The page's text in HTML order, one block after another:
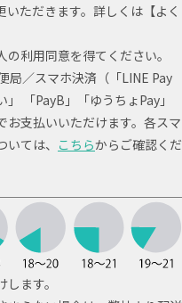
ただきます。詳しくは【よく
利用同意を得てください。
／スマホ決済（「LINE Pay
「PayB」「ゆうちょPay」
お支払いいただけます。各スマ
ては、 こちらからご確認くだ
ます。